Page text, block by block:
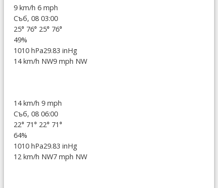
9 km/h 6 mph
Съб, 08 03:00
25° 76° 25° 76°
49%
1010 hPa29.83 inHg
14 km/h NW9 mph NW
14 km/h 9 mph
Съб, 08 06:00
22° 71° 22° 71°
64%
1010 hPa29.83 inHg
12 km/h NW7 mph NW